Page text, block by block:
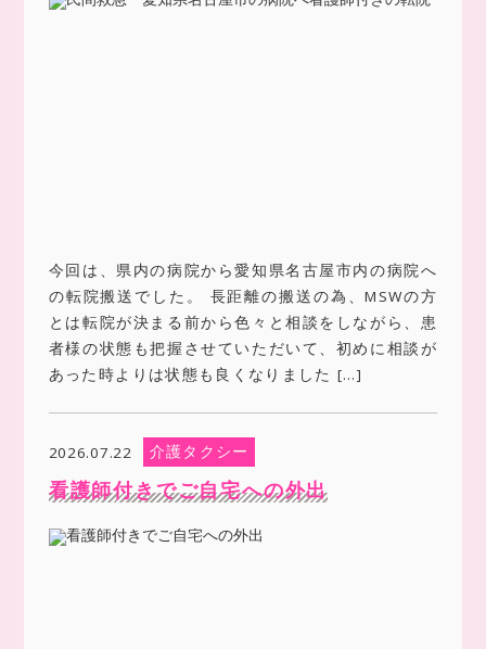
今回は、県内の病院から愛知県名古屋市内の病院へ
の転院搬送でした。 長距離の搬送の為、MSWの方
とは転院が決まる前から色々と相談をしながら、患
者様の状態も把握させていただいて、初めに相談が
あった時よりは状態も良くなりました […]
2026.07.22 介護タクシー
看護師付きでご自宅への外出